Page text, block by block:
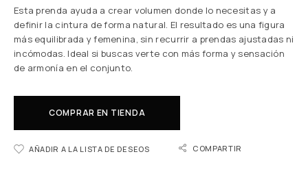
Esta prenda ayuda a crear volumen donde lo necesitas y a
definir la cintura de forma natural. El resultado es una figura
más equilibrada y femenina, sin recurrir a prendas ajustadas ni
incómodas. Ideal si buscas verte con más forma y sensación
de armonía en el conjunto.
COMPRAR EN TIENDA
AÑADIR A LA LISTA DE DESEOS COMPARTIR